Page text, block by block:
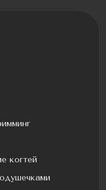
когтей